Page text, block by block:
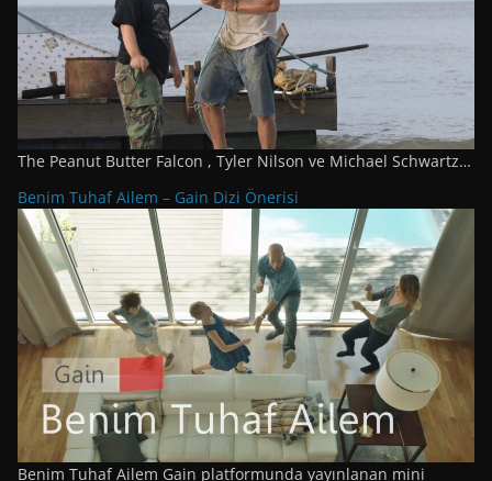
The Peanut Butter Falcon , Tyler Nilson ve Michael Schwartz…
Benim Tuhaf Ailem – Gain Dizi Önerisi
Benim Tuhaf Ailem Gain platformunda yayınlanan mini